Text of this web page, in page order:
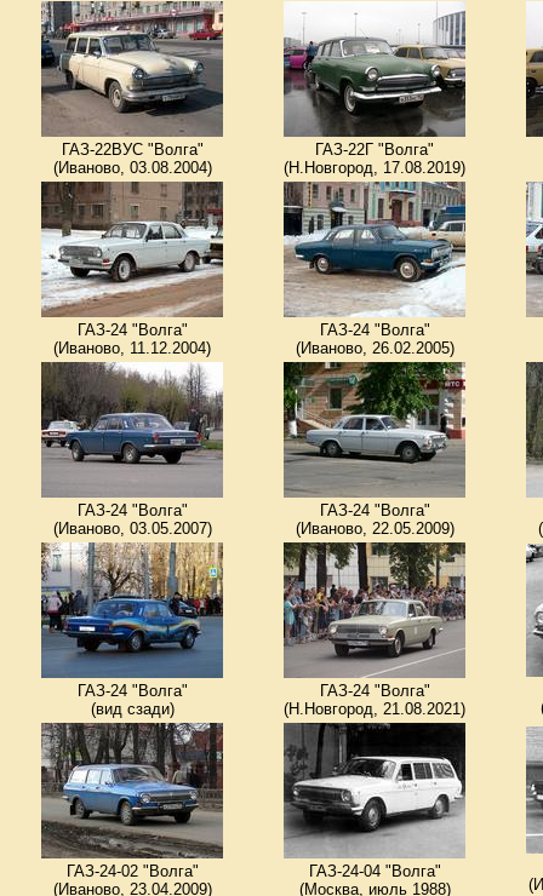
ГАЗ-22ВУС "Волга"
(Иваново, 03.08.2004)
ГАЗ-22Г "Волга"
(Н.Новгород, 17.08.2019)
ГАЗ-24 "Волга"
(Иваново, 11.12.2004)
ГАЗ-24 "Волга"
(Иваново, 26.02.2005)
ГАЗ-24 "Волга"
(Иваново, 03.05.2007)
ГАЗ-24 "Волга"
(Иваново, 22.05.2009)
ГАЗ-24 "Волга"
(вид сзади)
ГАЗ-24 "Волга"
(Н.Новгород, 21.08.2021)
ГАЗ-24-02 "Волга"
(Иваново, 23.04.2009)
ГАЗ-24-04 "Волга"
(Москва, июль 1988)